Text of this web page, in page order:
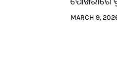
MARCH 9,